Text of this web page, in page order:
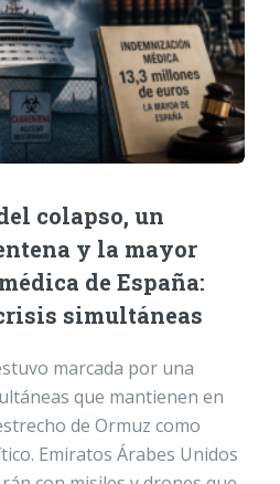
colapso, un
y la mayor
de España:
simultáneas
marcada por una
que mantienen en
de Ormuz como
Emiratos Árabes Unidos